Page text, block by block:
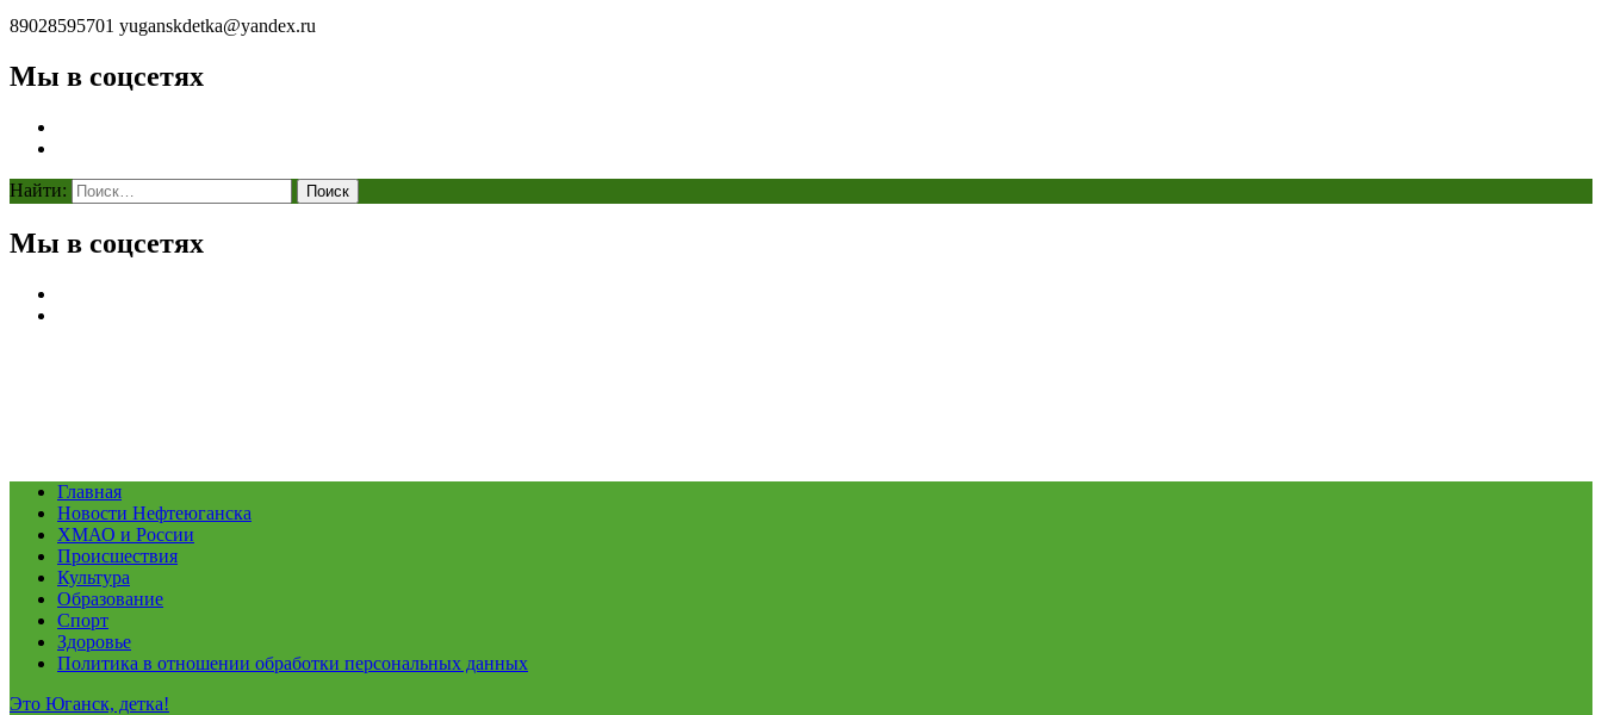
89028595701 yuganskdetka@yandex.ru
Мы в соцсетях
Найти:
Мы в соцсетях
Главная
Новости Нефтеюганска
ХМАО и России
Происшествия
Культура
Образование
Спорт
Здоровье
Политика в отношении обработки персональных данных
Это Юганск, детка!